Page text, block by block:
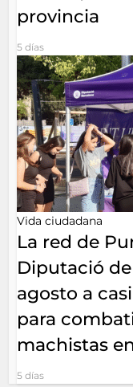
provincia
5 días
Vida ciudadana
La red de
Diputació
agosto a
para
machistas
5 días